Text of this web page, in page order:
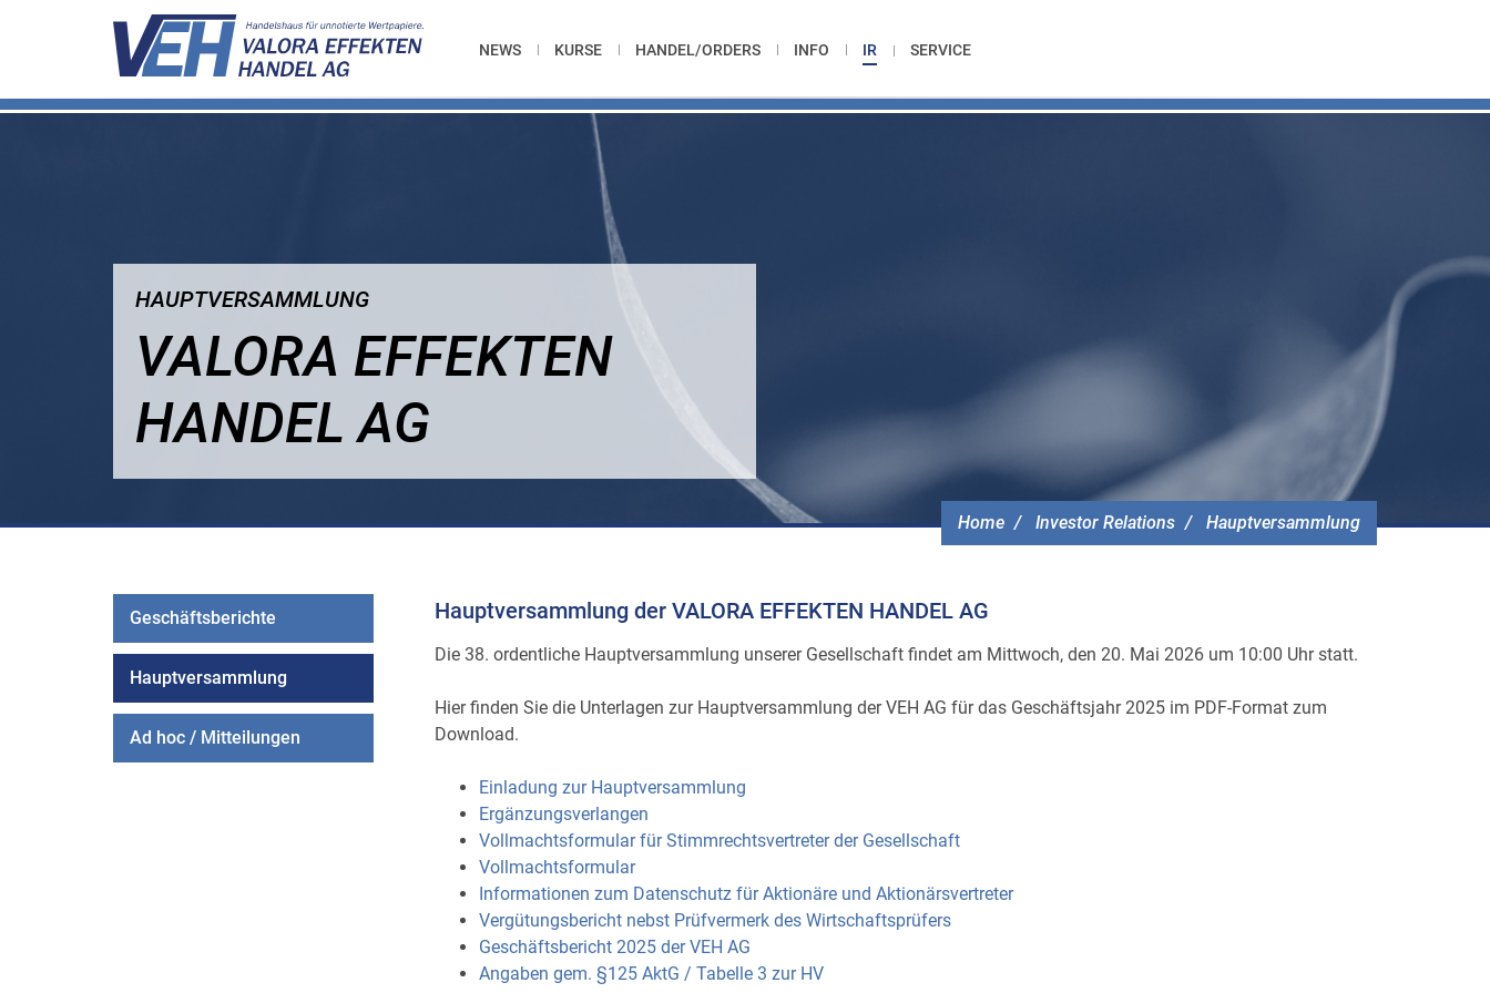
NEWS KURSE HANDEL/ORDERS INFO IR SERVICE
Home Investor Relations Hauptversammlung
HAUPTVERSAMMLUNG
VALORA EFFEKTEN
HANDEL AG
Hauptversammlung der VALORA EFFEKTEN HANDEL AG
Die 38. ordentliche Hauptversammlung unserer Gesellschaft findet am Mittwoch, den 20. Mai 2026 um 10:00 Uhr statt.
Hier finden Sie die Unterlagen zur Hauptversammlung der VEH AG für das Geschäftsjahr 2025 im PDF-Format zum
Download.
Einladung zur Hauptversammlung
Ergänzungsverlangen
Vollmachtsformular für Stimmrechtsvertreter der Gesellschaft
Vollmachtsformular
Informationen zum Datenschutz für Aktionäre und Aktionärsvertreter
Vergütungsbericht nebst Prüfvermerk des Wirtschaftsprüfers
Geschäftsbericht 2025 der VEH AG
Angaben gem. §125 AktG / Tabelle 3 zur HV
Geschäftsberichte
Hauptversammlung
Ad hoc / Mitteilungen